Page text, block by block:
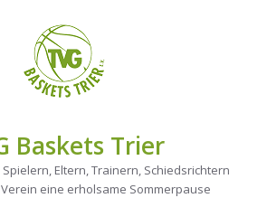
Baskets Trier
Eltern, Trainern, Schiedsrichtern
eine erholsame Sommerpause